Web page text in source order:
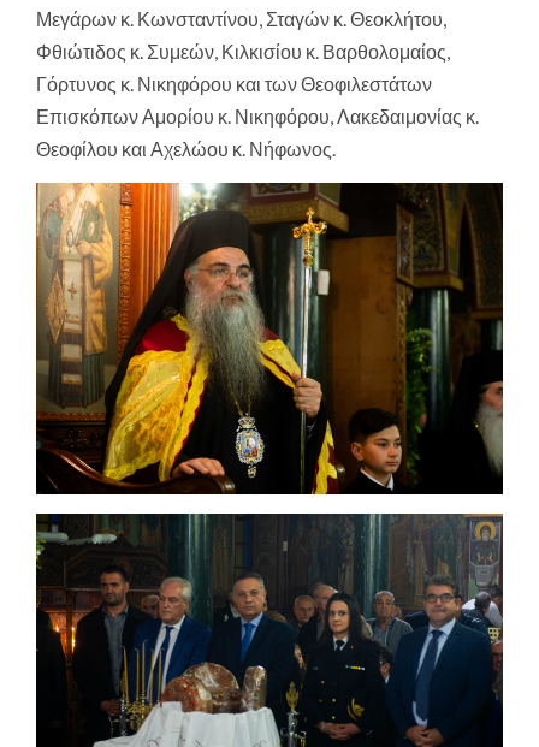
Μεγάρων κ. Κωνσταντίνου, Σταγών κ. Θεοκλήτου,
Φθιώτιδος κ. Συμεών, Κιλκισίου κ. Βαρθολομαίος,
Γόρτυνος κ. Νικηφόρου και των Θεοφιλεστάτων
Επισκόπων Αμορίου κ. Νικηφόρου, Λακεδαιμονίας κ.
Θεοφίλου και Αχελώου κ. Νήφωνος.